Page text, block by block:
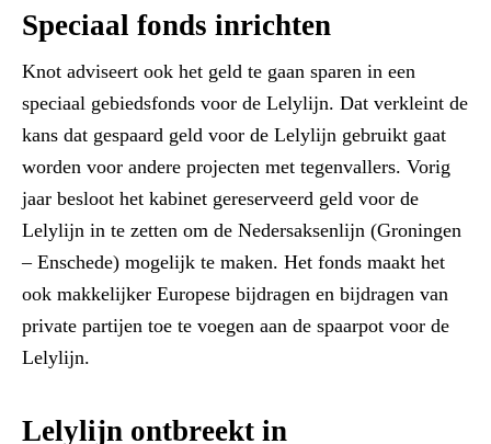
Speciaal fonds inrichten
Knot adviseert ook het geld te gaan sparen in een
speciaal gebiedsfonds voor de Lelylijn. Dat verkleint de
kans dat gespaard geld voor de Lelylijn gebruikt gaat
worden voor andere projecten met tegenvallers. Vorig
jaar besloot het kabinet gereserveerd geld voor de
Lelylijn in te zetten om de Nedersaksenlijn (Groningen
– Enschede) mogelijk te maken. Het fonds maakt het
ook makkelijker Europese bijdragen en bijdragen van
private partijen toe te voegen aan de spaarpot voor de
Lelylijn.
Lelylijn ontbreekt in